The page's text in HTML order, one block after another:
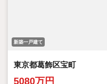
新築一戸建て
東京都葛飾区宝町
5080万円